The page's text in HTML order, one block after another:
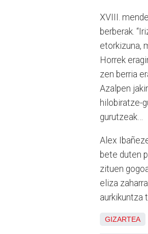
XVIII.
berberak.
etorkizuna,
Horrek
zen berria
Azalpen
hilobiratze-
gurutzeak…
Alex
bete duten
zituen
eliza
aurkikuntza
GIZARTEA